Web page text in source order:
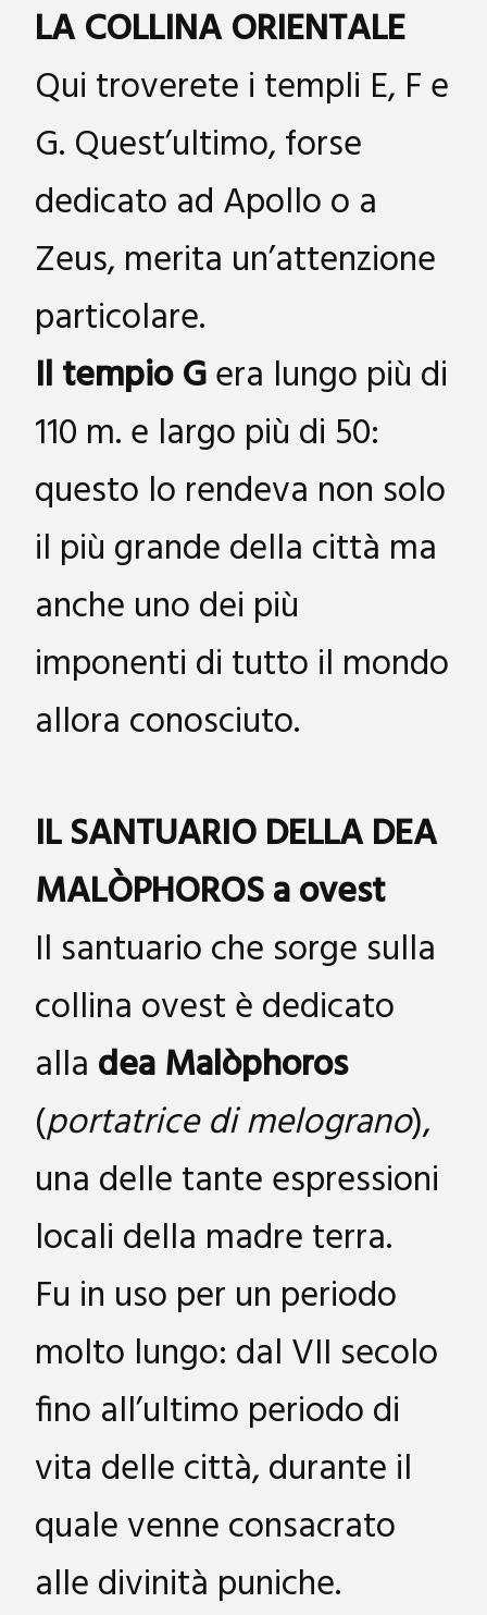
LA COLLINA ORIENTALE
Qui troverete i templi E, F e
G. Quest’ultimo, forse
dedicato ad Apollo o a
Zeus, merita un’attenzione
particolare.
Il tempio Gera lungo più di
110 m. e largo più di 50:
questo lo rendeva non solo
il più grande della città ma
anche uno dei più
imponenti di tutto il mondo
allora conosciuto.
IL SANTUARIO DELLA DEA
MALÒPHOROS a ovest
Il santuario che sorge sulla
collina ovest è dedicato
alla dea Malòphoros
(portatrice di melograno),
una delle tante espressioni
locali della madre terra.
Fu in uso per un periodo
molto lungo: dal VII secolo
fino all’ultimo periodo di
vita delle città, durante il
quale venne consacrato
alle divinità puniche.